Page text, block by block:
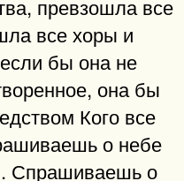
превзошла все
все хоры и
бы она не
она бы
Кого все
о небе
Спрашиваешь о